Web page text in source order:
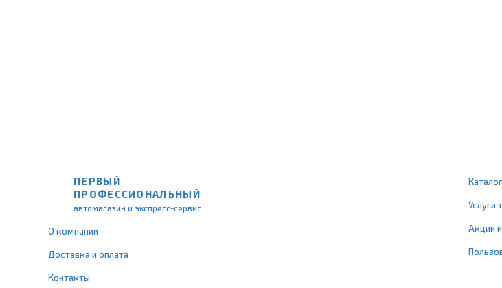
ПЕРВЫЙ
ПРОФЕССИОНАЛЬНЫЙ
автомагазин и экспресс-сервис
О компании
Доставка и оплата
Контакты
Услуги
Акции